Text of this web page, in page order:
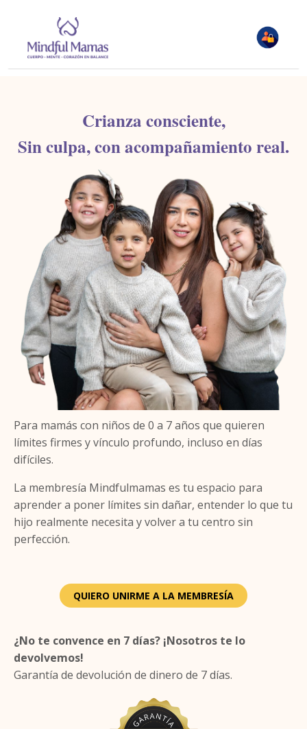
Crianza consciente,
Sin culpa, con acompañamiento real.
Para mamás con niños de 0 a 7 años que quieren
límites firmes y vínculo profundo, incluso en días
difíciles.
La membresía Mindfulmamas es tu espacio para
aprender a poner límites sin dañar, entender lo que tu
hijo realmente necesita y volver a tu centro sin
perfección.
QUIERO UNIRME A LA MEMBRESÍA
¿No te convence en 7 días? ¡Nosotros te lo
devolvemos!
Garantía de devolución de dinero de 7 días.